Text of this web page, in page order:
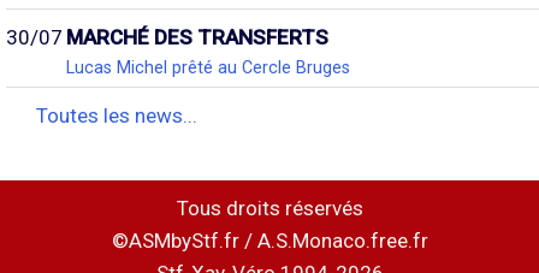
30/07 MARCHÉ DES TRANSFERTS
Lucas Michel prêté au Cercle Bruges
Toutes les news...
Tous droits réservés
©ASMbyStf.fr / A.S.Monaco.free.fr